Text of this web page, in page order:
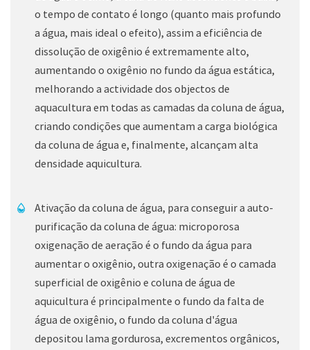
o tempo de contato é longo (quanto mais profundo
a água, mais ideal o efeito), assim a eficiência de
dissolução de oxigênio é extremamente alto,
aumentando o oxigênio no fundo da água estática,
melhorando a actividade dos objectos de
aquacultura em todas as camadas da coluna de água,
criando condições que aumentam a carga biológica
da coluna de água e, finalmente, alcançam alta
densidade aquicultura.
Ativação da coluna de água, para conseguir a auto-
purificação da coluna de água: microporosa
oxigenação de aeração é o fundo da água para
aumentar o oxigênio, outra oxigenação é o camada
superficial de oxigênio e coluna de água de
aquicultura é principalmente o fundo da falta de
água de oxigênio, o fundo da coluna d'água
depositou lama gordurosa, excrementos orgânicos,